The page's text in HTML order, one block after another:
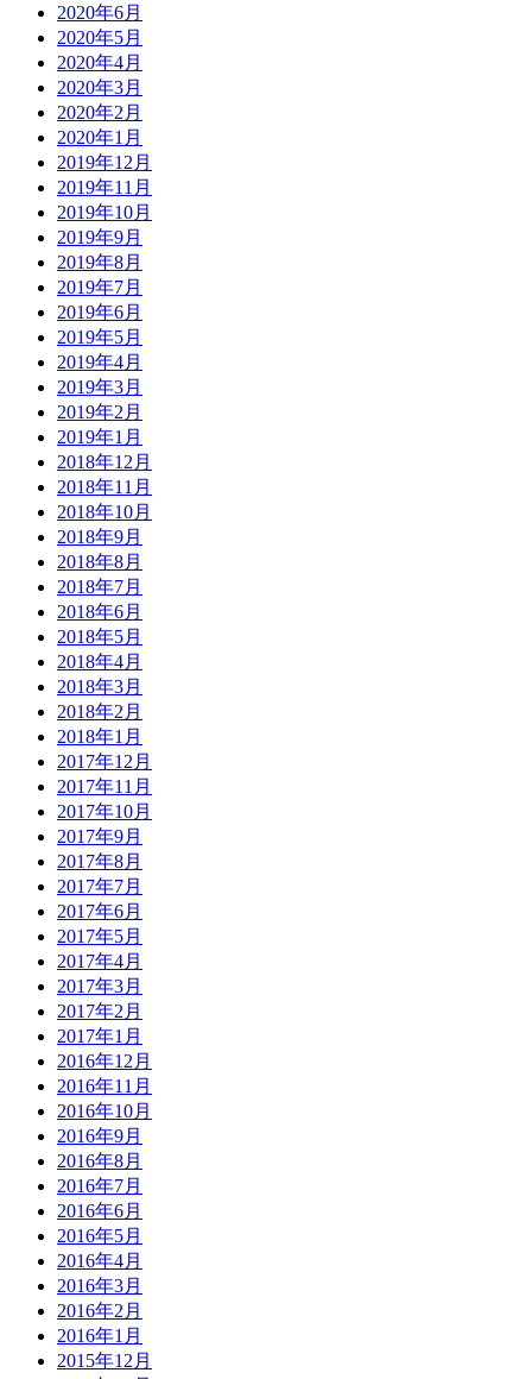
2020年6月
2020年5月
2020年4月
2020年3月
2020年2月
2020年1月
2019年12月
2019年11月
2019年10月
2019年9月
2019年8月
2019年7月
2019年6月
2019年5月
2019年4月
2019年3月
2019年2月
2019年1月
2018年12月
2018年11月
2018年10月
2018年9月
2018年8月
2018年7月
2018年6月
2018年5月
2018年4月
2018年3月
2018年2月
2018年1月
2017年12月
2017年11月
2017年10月
2017年9月
2017年8月
2017年7月
2017年6月
2017年5月
2017年4月
2017年3月
2017年2月
2017年1月
2016年12月
2016年11月
2016年10月
2016年9月
2016年8月
2016年7月
2016年6月
2016年5月
2016年4月
2016年3月
2016年2月
2016年1月
2015年12月